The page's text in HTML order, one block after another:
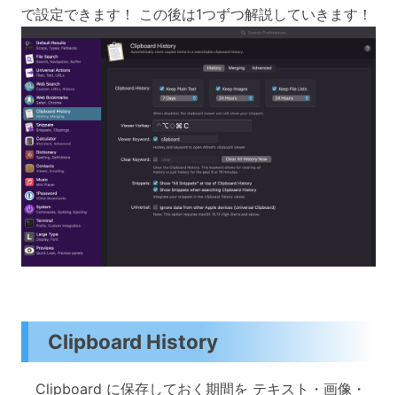
で設定できます！ この後は1つずつ解説していきます！
Clipboard History
Clipboard に保存しておく期間を テキスト・画像・